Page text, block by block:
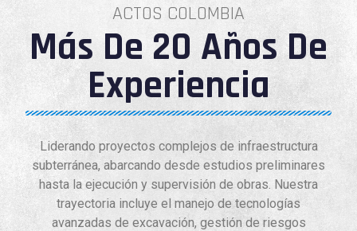
ACTOS COLOMBIA
Más De 20 Años De
Experiencia
Liderando proyectos complejos de infraestructura
subterránea, abarcando desde estudios preliminares
hasta la ejecución y supervisión de obras. Nuestra
trayectoria incluye el manejo de tecnologías
avanzadas de excavación, gestión de riesgos